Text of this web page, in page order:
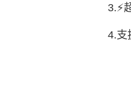
3.⚡
4.支